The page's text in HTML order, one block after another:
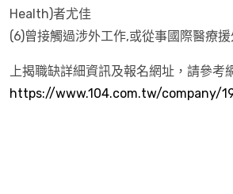
Health)者尤佳
(6)曾接觸過涉外工作,或從事國際醫療
上揭職缺詳細資訊及報名網址，請參考
https://www.104.com.tw/company/